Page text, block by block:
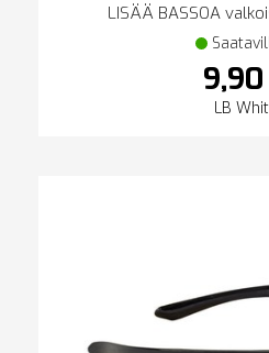
LISÄÄ BASSOA
LB